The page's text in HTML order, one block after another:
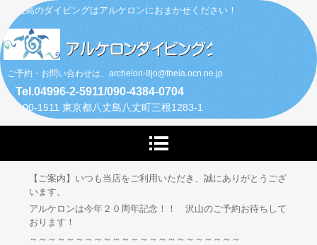
八丈島のダイビングはアルケロンにおまかせください！
ご予約・お問い合わせは、archelon-8jo@theia.ocn.ne.jp
Tel.04996-2-5911/090-4384-0704
〒100-1511 東京都八丈島八丈町三根1283-1
【ご案内】いつも当店をご利用いただき、誠にありがとうござ
います。
アルケロンは今年２０周年記念！！ 沢山のご予約お待ちして
おります！
～～～～～～～～～～～～～～～～～～～～～～～